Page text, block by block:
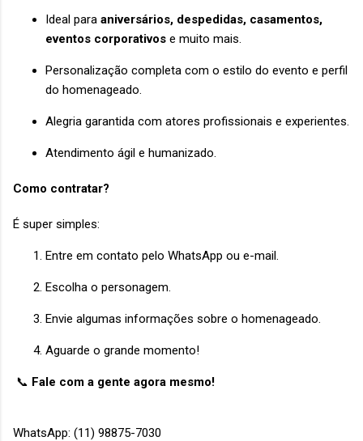
Ideal para aniversários, despedidas, casamentos,
eventos corporativos e muito mais.
Personalização completa com o estilo do evento e perfil
do homenageado.
Alegria garantida com atores profissionais e experientes.
Atendimento ágil e humanizado.
Como contratar?
É super simples:
Entre em contato pelo WhatsApp ou e-mail.
Escolha o personagem.
Envie algumas informações sobre o homenageado.
Aguarde o grande momento!
📞 Fale com a gente agora mesmo!
WhatsApp: (11) 98875-7030